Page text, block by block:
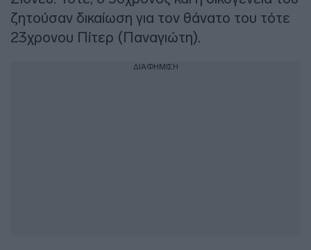
ζητούσαν δικαίωση για τον θάνατο του τότε
23χρονου Πίτερ (Παναγιώτη).
ΔΙΑΦΗΜΙΣΗ